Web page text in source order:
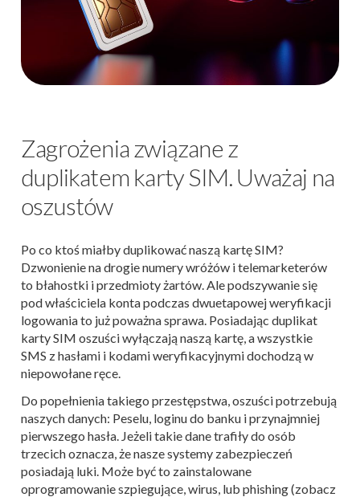
Zagrożenia związane z
duplikatem karty SIM. Uważaj na
oszustów
Po co ktoś miałby duplikować naszą kartę SIM?
Dzwonienie na drogie numery wróżów i telemarketerów
to błahostki i przedmioty żartów. Ale podszywanie się
pod właściciela konta podczas dwuetapowej weryfikacji
logowania to już poważna sprawa. Posiadając duplikat
karty SIM oszuści wyłączają naszą kartę, a wszystkie
SMS z hasłami i kodami weryfikacyjnymi dochodzą w
niepowołane ręce.
Do popełnienia takiego przestępstwa, oszuści potrzebują
naszych danych: Peselu, loginu do banku i przynajmniej
pierwszego hasła. Jeżeli takie dane trafiły do osób
trzecich oznacza, że nasze systemy zabezpieczeń
posiadają luki. Może być to zainstalowane
oprogramowanie szpiegujące, wirus, lub phishing (zobacz